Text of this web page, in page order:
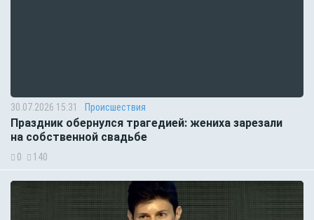
30.07.2026 15:31 Происшествия
Праздник обернулся трагедией: жениха зарезали
на собственной свадьбе
0 140